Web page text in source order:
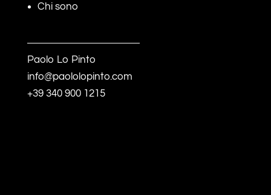
Chi sono
Paolo Lo Pinto
info@paololopinto.com
+39 340 900 1215